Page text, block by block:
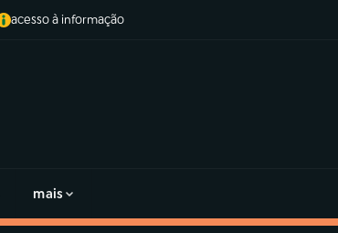
acesso à informação
mais